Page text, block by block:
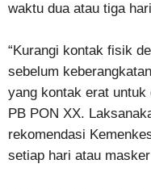
waktu dua atau tiga
“Kurangi kontak fisik
sebelum
yang kontak erat
PB PON XX.
rekomendasi
setiap hari atau